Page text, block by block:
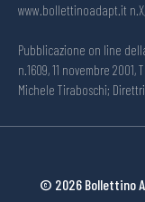
www.bollettinoadapt.it
Pubblicazione on line della
n.1609, 11 novembre
Michele Tiraboschi;
© 2026 Bollettino